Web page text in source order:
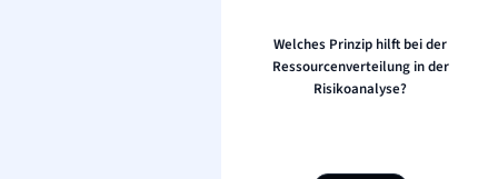
Welches Prinzip hilft bei der
Ressourcenverteilung in der
Risikoanalyse?